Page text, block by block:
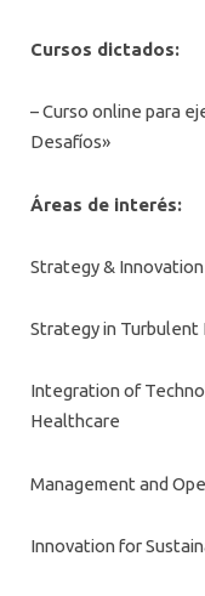
Cursos dictados:
– Curso online para
Desafíos»
Áreas de interés:
Strategy &
Strategy in Turbulent
Integration of
Healthcare
Management and
Innovation for